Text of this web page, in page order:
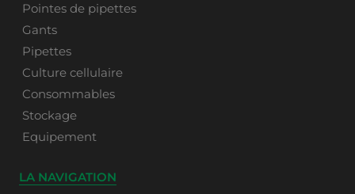
Pointes de pipettes
Gants
Pipettes
Culture cellulaire
Consommables
Stockage
Equipement
LA NAVIGATION